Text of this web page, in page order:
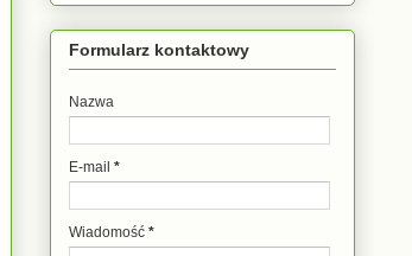
Formularz kontaktowy
Nazwa
E-mail *
Wiadomość *